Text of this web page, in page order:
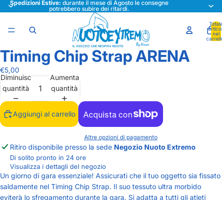
Spedizioni Estive: durante il mese di Agosto le consegne
potrebbero subire dei ritardi.
nel
Apri
immagine
a
schermo
intero
Timing Chip Strap ARENA
€5,00
Diminuisci
quantità
Aumenta
quantità
Aggiungi al carrello
Altre opzioni di pagamento
Ritiro disponibile presso la sede Negozio Nuoto Extremo
Di solito pronto in 24 ore
Visualizza i dettagli del negozio
Un giorno di gara essenziale! Assicurati che il tuo oggetto sia fissato
saldamente nel Timing Chip Strap. Il suo tessuto ultra morbido
eviterà lo sfregamento durante la gara. Si adatta a tutti gli atleti